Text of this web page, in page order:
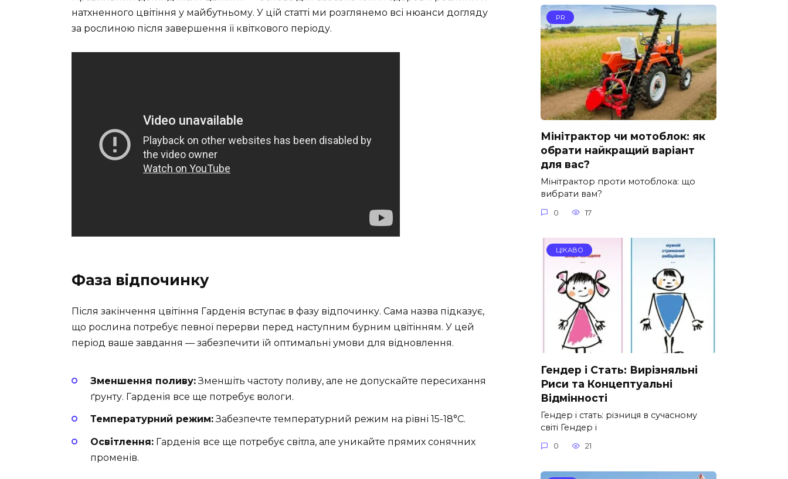
натхненного цвітіння у майбутньому. У цій статті ми розглянемо всі нюанси догляду
за рослиною після завершення її квіткового періоду.
Фаза відпочинку
Після закінчення цвітіння Гарденія вступає в фазу відпочинку. Сама назва підказує,
що рослина потребує певної перерви перед наступним бурним цвітінням. У цей
період ваше завдання — забезпечити їй оптимальні умови для відновлення.
Зменшення поливу:Зменшіть частоту поливу, але не допускайте пересихання
ґрунту. Гарденія все ще потребує вологи.
Температурний режим:Забезпечте температурний режим на рівні 15-18°C.
Освітлення: Гарденія все ще потребує світла, але уникайте прямих сонячних
променів.
PR
Мінітрактор чи мотоблок: як
обрати найкращий варіант
для вас?
Мінітрактор проти мотоблока: що
вибрати вам?
0 17
ЦІКАВО
Гендер і Стать: Вирізняльні
Риси та Концептуальні
Відмінності
Гендер і стать: різниця в сучасному
світі Гендер і
0 21